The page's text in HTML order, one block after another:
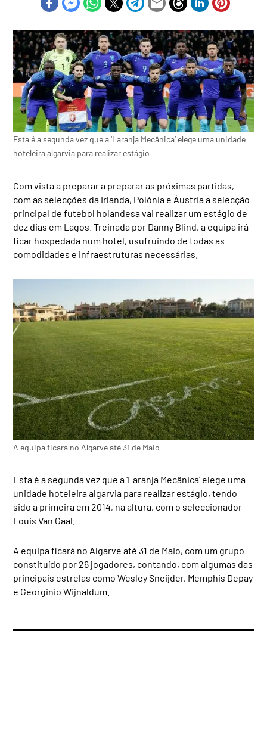
Esta é a segunda vez que a ‘Laranja Mecânica’ elege uma unidade
hoteleira algarvia para realizar estágio
Com vista a preparar a preparar as próximas partidas,
com as selecções da Irlanda, Polónia e Áustria a selecção
principal de futebol holandesa vai realizar um estágio de
dez dias em Lagos. Treinada por Danny Blind, a equipa irá
ficar hospedada num hotel, usufruindo de todas as
comodidades e infraestruturas necessárias.
A equipa ficará no Algarve até 31 de Maio
Esta é a segunda vez que a ‘Laranja Mecânica’ elege uma
unidade hoteleira algarvia para realizar estágio, tendo
sido a primeira em 2014, na altura, com o seleccionador
Louis Van Gaal.
A equipa ficará no Algarve até 31 de Maio, com um grupo
constituído por 26 jogadores, contando, com algumas das
principais estrelas como Wesley Sneijder, Memphis Depay
e Georginio Wijnaldum.